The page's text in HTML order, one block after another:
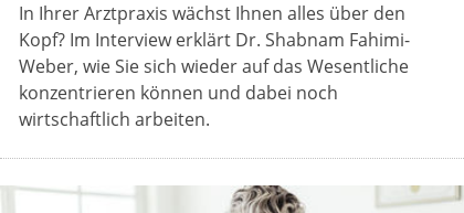
In Ihrer Arztpraxis wächst Ihnen alles über den
Kopf? Im Interview erklärt Dr. Shabnam Fahimi-
Weber, wie Sie sich wieder auf das Wesentliche
konzentrieren können und dabei noch
wirtschaftlich arbeiten.